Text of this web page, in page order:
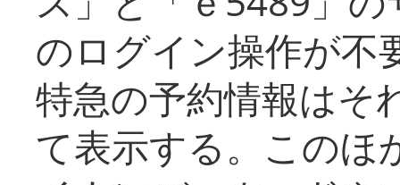
のログイン操作が不
特急の予約情報はそ
て表示する。このほ